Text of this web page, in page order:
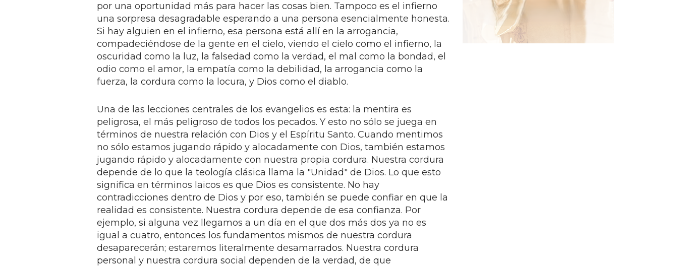
por una oportunidad más para hacer las cosas bien. Tampoco es el infierno
una sorpresa desagradable esperando a una persona esencialmente honesta.
Si hay alguien en el infierno, esa persona está allí en la arrogancia,
compadeciéndose de la gente en el cielo, viendo el cielo como el infierno, la
oscuridad como la luz, la falsedad como la verdad, el mal como la bondad, el
odio como el amor, la empatía como la debilidad, la arrogancia como la
fuerza, la cordura como la locura, y Dios como el diablo.
Una de las lecciones centrales de los evangelios es esta: la mentira es
peligrosa, el más peligroso de todos los pecados. Y esto no sólo se juega en
términos de nuestra relación con Dios y el Espíritu Santo. Cuando mentimos
no sólo estamos jugando rápido y alocadamente con Dios, también estamos
jugando rápido y alocadamente con nuestra propia cordura. Nuestra cordura
depende de lo que la teología clásica llama la "Unidad" de Dios. Lo que esto
significa en términos laicos es que Dios es consistente. No hay
contradicciones dentro de Dios y por eso, también se puede confiar en que la
realidad es consistente. Nuestra cordura depende de esa confianza. Por
ejemplo, si alguna vez llegamos a un día en el que dos más dos ya no es
igual a cuatro, entonces los fundamentos mismos de nuestra cordura
desaparecerán; estaremos literalmente desamarrados. Nuestra cordura
personal y nuestra cordura social dependen de la verdad, de que